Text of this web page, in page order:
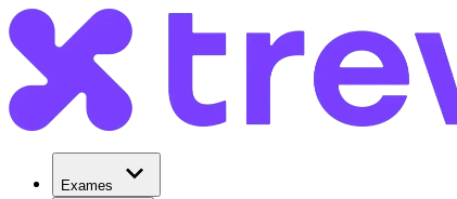
Exames